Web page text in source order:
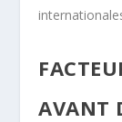
AVANT